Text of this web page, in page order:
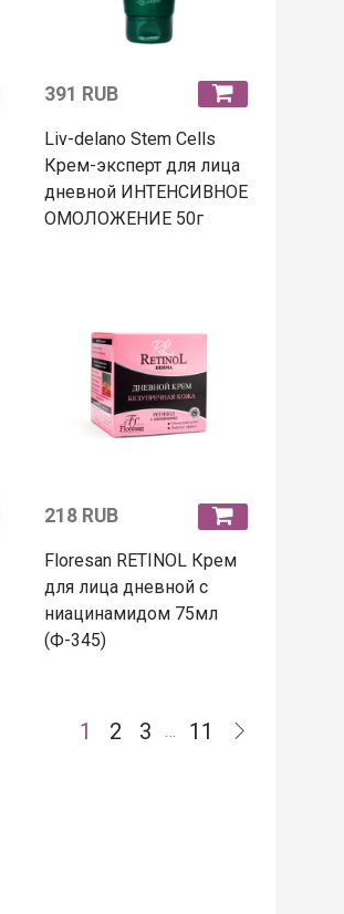
391 RUB
Liv-delano Stem Cells
Крем-эксперт для лица
дневной ИНТЕНСИВНОЕ
ОМОЛОЖЕНИЕ 50г
218 RUB
Floresan RETINOL Крем
для лица дневной с
ниацинамидом 75мл
(Ф-345)
1 2 3 … 11